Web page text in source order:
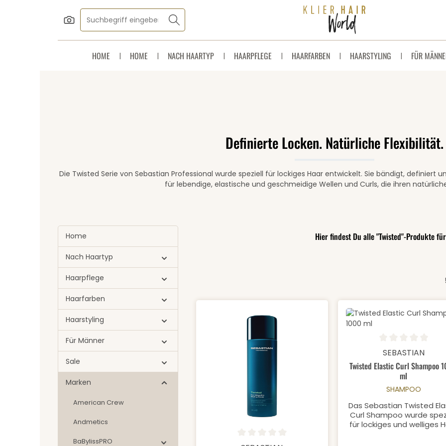
Zum Hauptinhalt springen
Zur Suche springen
Zur Hauptnavigation springen
HOME HOME NACH HAARTYP HAARPFLEGE HAARFARBEN HAARSTYLING FÜR
Definierte Locken. Natürliche Flexibilität.
Die Twisted Serie von Sebastian Professional wurde speziell für lockiges Haar entwickelt. Sie bändigt, definiert
für lebendige, elastische und geschmeidige Wellen und Curls, die ihren
Home
Nach Haartyp
Haarpflege
Haarfarben
Haarstyling
Für Männer
Sale
Marken
American Crew
Andmetics
BaBylissPRO
Hier findest Du alle "Twisted"-Produkte
Durchschnittliche Bewertung von 0 von 5 Sternen
Produkt
Durchschnittliche
SEBASTIAN
Twisted Elastic Curl Shampoo
ml
SHAMPOO
Das Sebastian Twisted
Curl Shampoo wurde
für lockiges und welliges